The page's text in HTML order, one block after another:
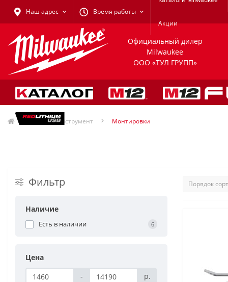
Наш адрес Время работы
Акции
Официальный дилер
Milwaukee
ООО «ТУЛ ГРУПП»
Ручной инструмент Монтировки
Фильтр
Наличие
Есть в наличии 6
Цена
-
р.